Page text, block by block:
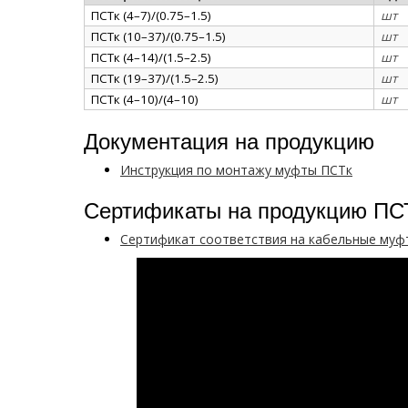
ПСТк (4–7)/(0.75–1.5)
шт
ПСТк (10–37)/(0.75–1.5)
шт
ПСТк (4–14)/(1.5–2.5)
шт
ПСТк (19–37)/(1.5–2.5)
шт
ПСТк (4–10)/(4–10)
шт
Документация на продукцию
Инструкция по монтажу муфты ПСТк
Сертификаты на продукцию
Сертификат соответствия на кабельные